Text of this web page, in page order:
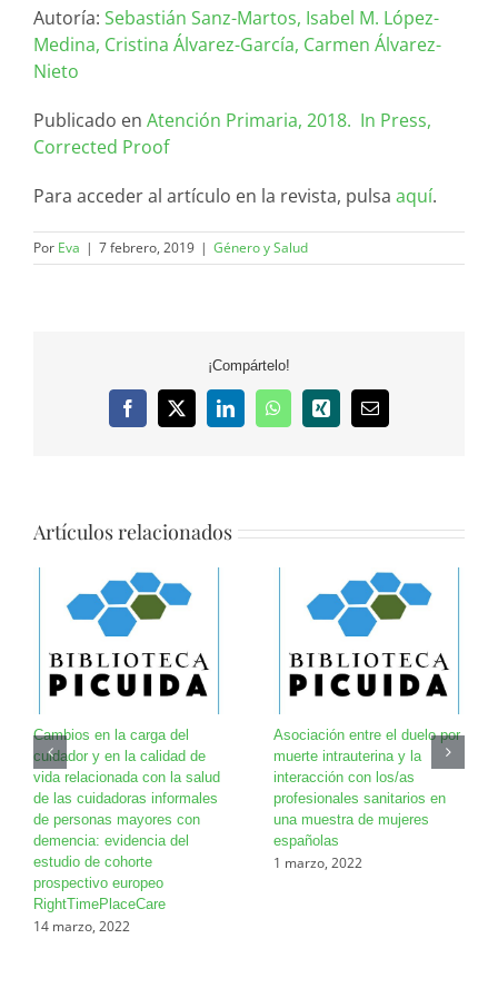
Autoría: Sebastián Sanz-Martos, Isabel M. López-
Medina, Cristina Álvarez-García, Carmen Álvarez-
Nieto
Publicado en Atención Primaria, 2018. In Press,
Corrected Proof
Para acceder al artículo en la revista, pulsa aquí.
Por Eva | 7 febrero, 2019 | Género y Salud
¡Compártelo!
Facebook
X LinkedInWhatsApp
Xing
Correo
electrónico
Artículos relacionados
Cambios en la carga del
cuidador y en la calidad de
vida relacionada con la salud
de las cuidadoras informales
de personas mayores con
demencia: evidencia del
estudio de cohorte
prospectivo europeo
RightTimePlaceCare
14 marzo, 2022
Asociación entre el duelo por
muerte intrauterina y la
interacción con los/as
profesionales sanitarios en
una muestra de mujeres
españolas
1 marzo, 2022